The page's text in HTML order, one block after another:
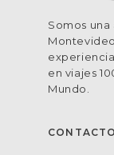
Somos
en viajes
Mundo.
CONTACTO